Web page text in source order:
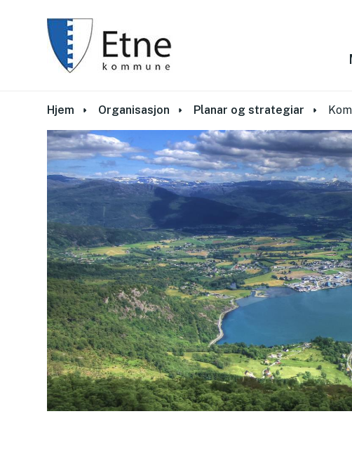
Du er her:
Hjem Organisasjon Planar og strategiar